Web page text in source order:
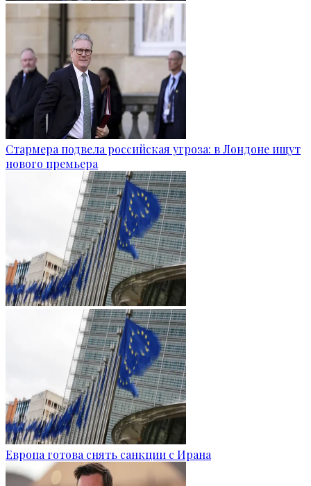
Стармера подвела российская угроза: в Лондоне ищут
нового премьера
Европа готова снять санкции с Ирана